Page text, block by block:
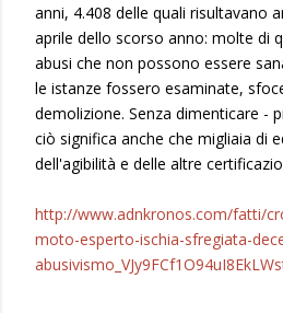
anni, 4.408 delle quali risultavano
aprile dello scorso anno: molte di
abusi che non possono essere
le istanze fossero esaminate,
demolizione. Senza dimenticare -
ciò significa anche che migliaia di
dell'agibilità e delle altre
http://www.adnkronos.com/fatti/
moto-esperto-ischia-sfregiata-